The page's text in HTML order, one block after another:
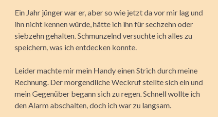
Ein Jahr jünger war er, aber so wie jetzt da vor mir lag und
ihn nicht kennen würde, hätte ich ihn für sechzehn oder
siebzehn gehalten. Schmunzelnd versuchte ich alles zu
speichern, was ich entdecken konnte.
Leider machte mir mein Handy einen Strich durch meine
Rechnung. Der morgendliche Weckruf stellte sich ein und
mein Gegenüber begann sich zu regen. Schnell wollte ich
den Alarm abschalten, doch ich war zu langsam.